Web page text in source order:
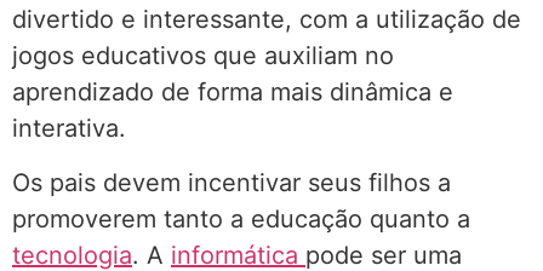
divertido e interessante, com a utilização de
jogos educativos que auxiliam no
aprendizado de forma mais dinâmica e
interativa.
Os pais devem incentivar seus filhos a
promoverem tanto a educação quanto a
tecnologia. A informática pode ser uma